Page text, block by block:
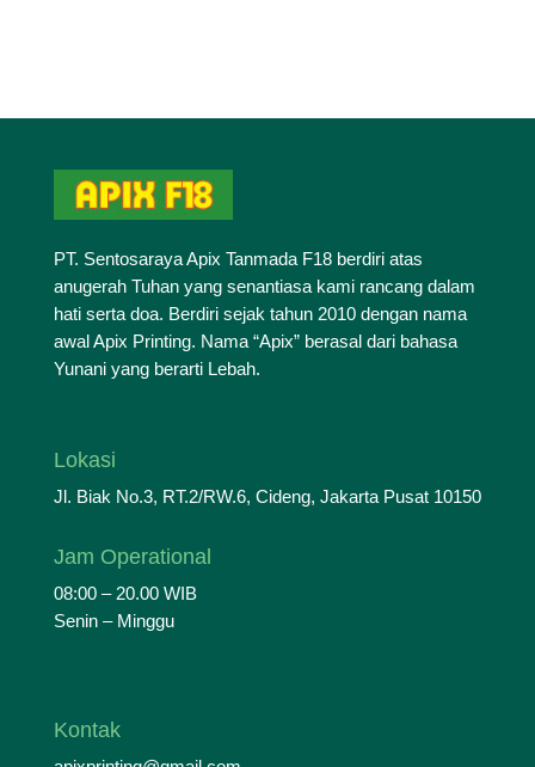
PT. Sentosaraya Apix Tanmada F18 berdiri atas
anugerah Tuhan yang senantiasa kami rancang dalam
hati serta doa. Berdiri sejak tahun 2010 dengan nama
awal Apix Printing. Nama “Apix” berasal dari bahasa
Yunani yang berarti Lebah.
Lokasi
Jl. Biak No.3, RT.2/RW.6, Cideng, Jakarta Pusat 10150
Jam Operational
08:00 – 20.00 WIB
Senin – Minggu
Kontak